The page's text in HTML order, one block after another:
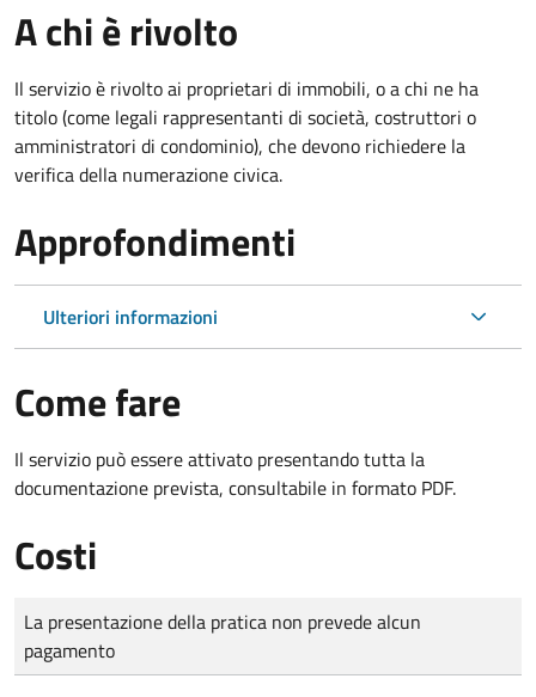
A chi è rivolto
Il servizio è rivolto ai proprietari di immobili, o a chi ne ha
titolo (come legali rappresentanti di società, costruttori o
amministratori di condominio), che devono richiedere la
verifica della numerazione civica.
Approfondimenti
Ulteriori informazioni
Come fare
Il servizio può essere attivato presentando tutta la
documentazione prevista, consultabile in formato PDF.
Costi
Tipo di pagamento
Importo
La presentazione della pratica non prevede alcun
pagamento